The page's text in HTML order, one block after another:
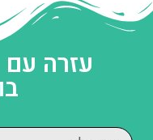
עזרה